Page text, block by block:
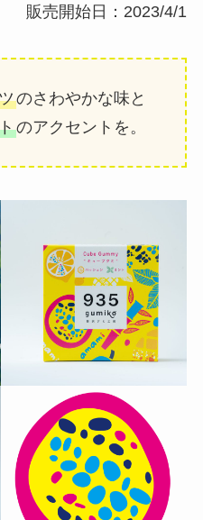
販売開始日：2023/4/1
のさわやかな味と
のアクセントを。